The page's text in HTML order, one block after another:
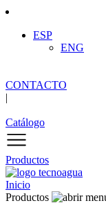
ESP
ENG
CONTACTO
|
Catálogo
Productos
Inicio
Productos